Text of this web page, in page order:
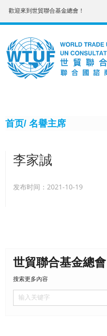
歡迎來到世貿聯合基金總會！
首页/ 名譽主席
李家誠
发布时间：2021-10-19
世貿聯合基金總會
搜索更多內容